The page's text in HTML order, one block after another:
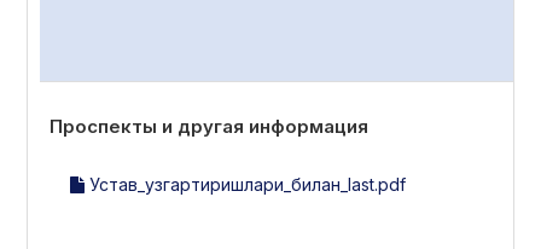
Проспекты и другая информация
Устав_узгартиришлари_билан_last.pdf